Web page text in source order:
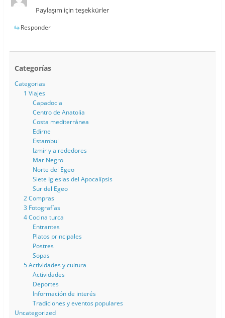
Paylaşım için teşekkürler
Responder
Categorías
Categorias
1 Viajes
Capadocia
Centro de Anatolia
Costa mediterránea
Edirne
Estambul
Izmir y alrededores
Mar Negro
Norte del Egeo
Siete Iglesias del Apocalípsis
Sur del Egeo
2 Compras
3 Fotografías
4 Cocina turca
Entrantes
Platos principales
Postres
Sopas
5 Actividades y cultura
Actividades
Deportes
Información de interés
Tradiciones y eventos populares
Uncategorized